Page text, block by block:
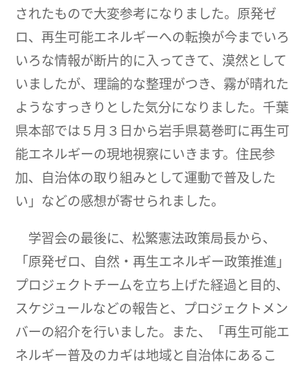
されたもので大変参考になりました。原発ゼ
ロ、再生可能エネルギーへの転換が今までいろ
いろな情報が断片的に入ってきて、漠然として
いましたが、理論的な整理がつき、霧が晴れた
ようなすっきりとした気分になりました。千葉
県本部では５月３日から岩手県葛巻町に再生可
能エネルギーの現地視察にいきます。住民参
加、自治体の取り組みとして運動で普及した
い」などの感想が寄せられました。
学習会の最後に、松繁憲法政策局長から、
「原発ゼロ、自然・再生エネルギー政策推進」
プロジェクトチームを立ち上げた経過と目的、
スケジュールなどの報告と、プロジェクトメン
バーの紹介を行いました。また、「再生可能エ
ネルギー普及のカギは地域と自治体にあるこ